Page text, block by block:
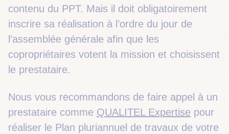
contenu du PPT. Mais il doit obligatoirement
inscrire sa réalisation à l’ordre du jour de
l’assemblée générale afin que les
copropriétaires votent la mission et choisissent
le prestataire.
Nous vous recommandons de faire appel à un
prestataire comme QUALITEL Expertise pour
réaliser le Plan pluriannuel de travaux de votre